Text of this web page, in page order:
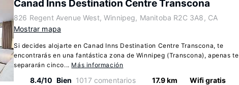
Canad Inns Destination Centre Transcona
826 Regent Avenue West, Winnipeg, Manitoba R2C 3A8, CA
Mostrar mapa
Si decides alojarte en Canad Inns Destination Centre Transcona, te
encontrarás en una fantástica zona de Winnipeg (Transcona), apenas te
separarán cinco... Más información
8.4/10 Bien 1017 comentarios 17.9 km Wifi gratis